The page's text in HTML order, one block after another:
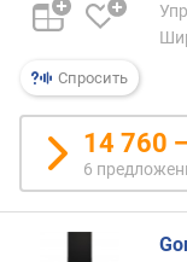
м
ь
н
ы
й
у
р
Спросить
14 760
6